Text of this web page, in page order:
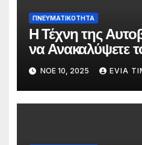
ΠΝΕΥΜΑΤΙΚΌΤΗΤΑ
Η Τέχνη της
να Ανακαλύψετε
Εαυτό σας
ΝΟΈ 10, 2025 EVIA